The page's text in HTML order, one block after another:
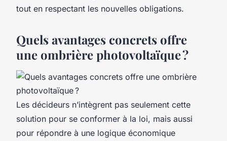
tout en respectant les nouvelles obligations.
Quels avantages concrets offre
une ombrière photovoltaïque ?
Les décideurs n’intègrent pas seulement cette
solution pour se conformer à la loi, mais aussi
pour répondre à une logique économique